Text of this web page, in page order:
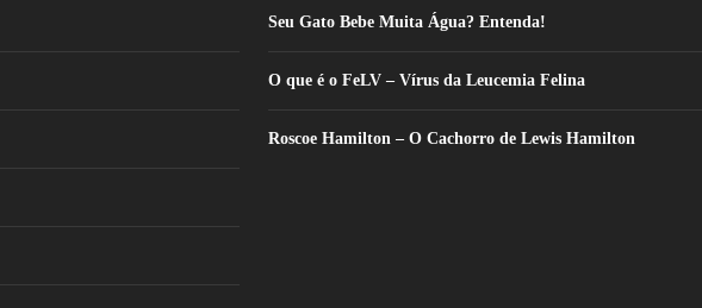
Seu Gato Bebe Muita Água? Entenda!
O que é o FeLV – Vírus da Leucemia Felina
Roscoe Hamilton – O Cachorro de Lewis Hamilton